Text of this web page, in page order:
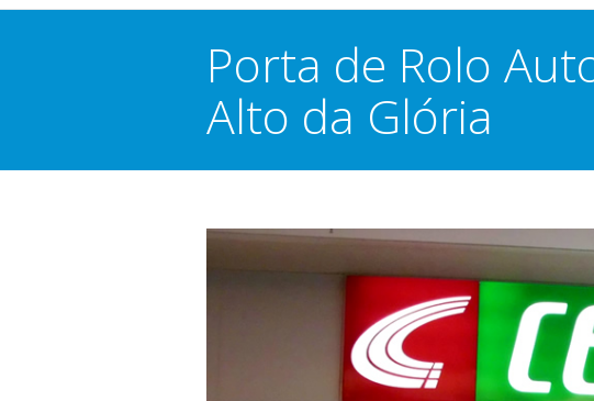
Porta de Rolo
Alto da Glória